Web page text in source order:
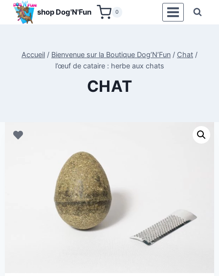
Aller
shop Dog'N'Fun 0
Accueil / Bienvenue sur la Boutique Dog’N’Fun / Chat /
l’œuf de cataire : herbe aux chats
CHAT